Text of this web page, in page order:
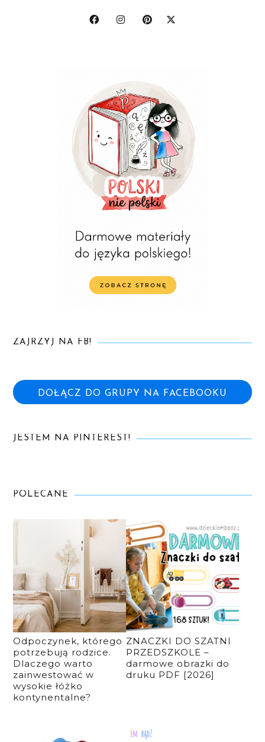
ZAJRZYJ NA FB!
DOŁĄCZ DO GRUPY NA FACEBOOKU
JESTEM NA PINTEREST!
POLECANE
Odpoczynek, którego
potrzebują rodzice.
Dlaczego warto
zainwestować w
wysokie łóżko
kontynentalne?
ZNACZKI DO SZATNI
PRZEDSZKOLE –
darmowe obrazki do
druku PDF [2026]